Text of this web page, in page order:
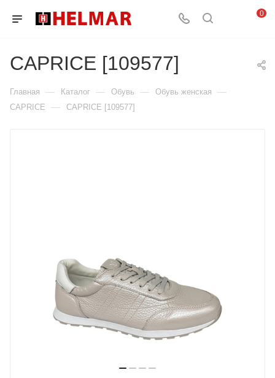
0
CAPRICE [109577]
Главная — Каталог — Обувь — Обувь женская —
CAPRICE — CAPRICE [109577]